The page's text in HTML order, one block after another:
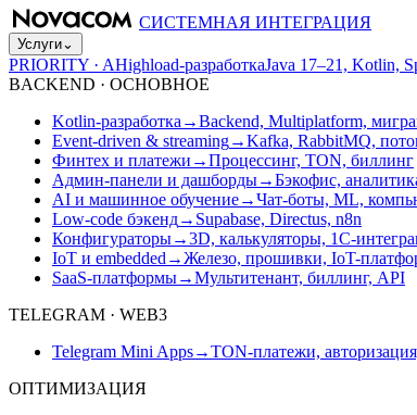
СИСТЕМНАЯ ИНТЕГРАЦИЯ
Услуги⌄
PRIORITY · AHighload-разработкаJava 17–21, Kotlin,
BACKEND · ОСНОВНОЕ
Kotlin-разработка →Backend, Multiplatform,
Event-driven & streaming→Kafka, RabbitMQ,
Финтех и платежи →Процессинг, TON, биллинг
Админ-панели и дашборды→Бэкофис,
AI и машинное обучение→Чат-боты, ML,
Low-code бэкенд→ Supabase, Directus, n8n
Конфигураторы→3D, калькуляторы, 1С-
IoT и embedded →Железо, прошивки, IoT-
SaaS-платформы→Мультитенант, биллинг, API
TELEGRAM · WEB3
Telegram Mini Apps→TON-платежи,
ОПТИМИЗАЦИЯ